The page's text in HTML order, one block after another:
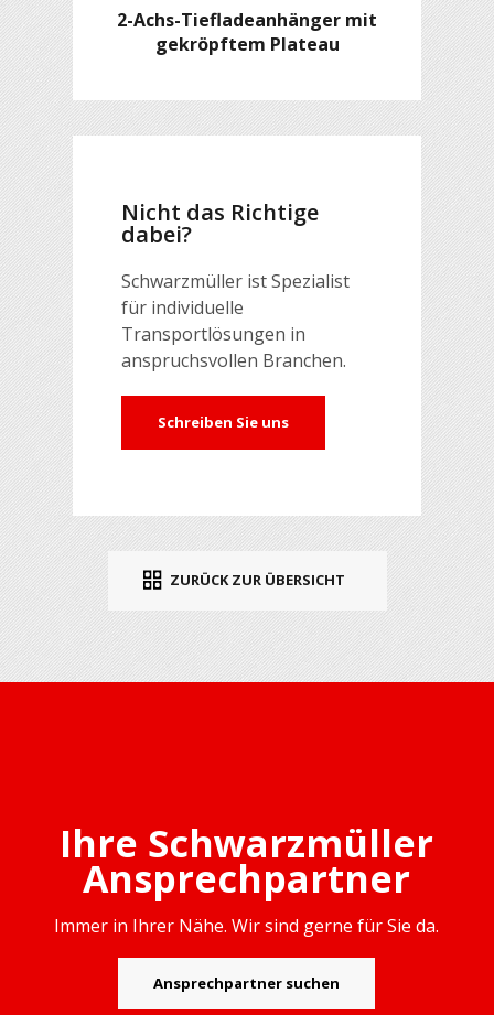
ZURÜCK ZUR ÜBERSICHT
2-Achs-Tiefladeanhänger mit
gekröpftem Plateau
Nicht das Richtige
dabei?
Schwarzmüller ist Spezialist
für individuelle
Transportlösungen in
anspruchsvollen Branchen.
Schreiben Sie uns
Ihre Schwarzmüller
Ansprechpartner
Immer in Ihrer Nähe. Wir sind gerne für Sie da.
Ansprechpartner suchen